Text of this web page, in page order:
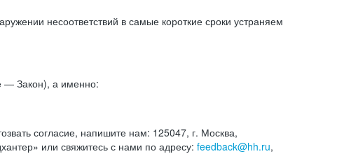
несоответствий в самые короткие сроки устраняем
— Закон), а именно:
согласие, напишите нам: 125047, г. Москва,
или свяжитесь с нами по адресу: feedback@hh.ru,